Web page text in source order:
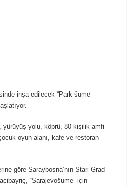
inşa edilecek “Park šume
yürüyüş yolu, köprü, 80 kişilik amfi
oyun alanı, kafe ve restoran
göre Saraybosna’nın Stari Grad
“Sarajevošume” için